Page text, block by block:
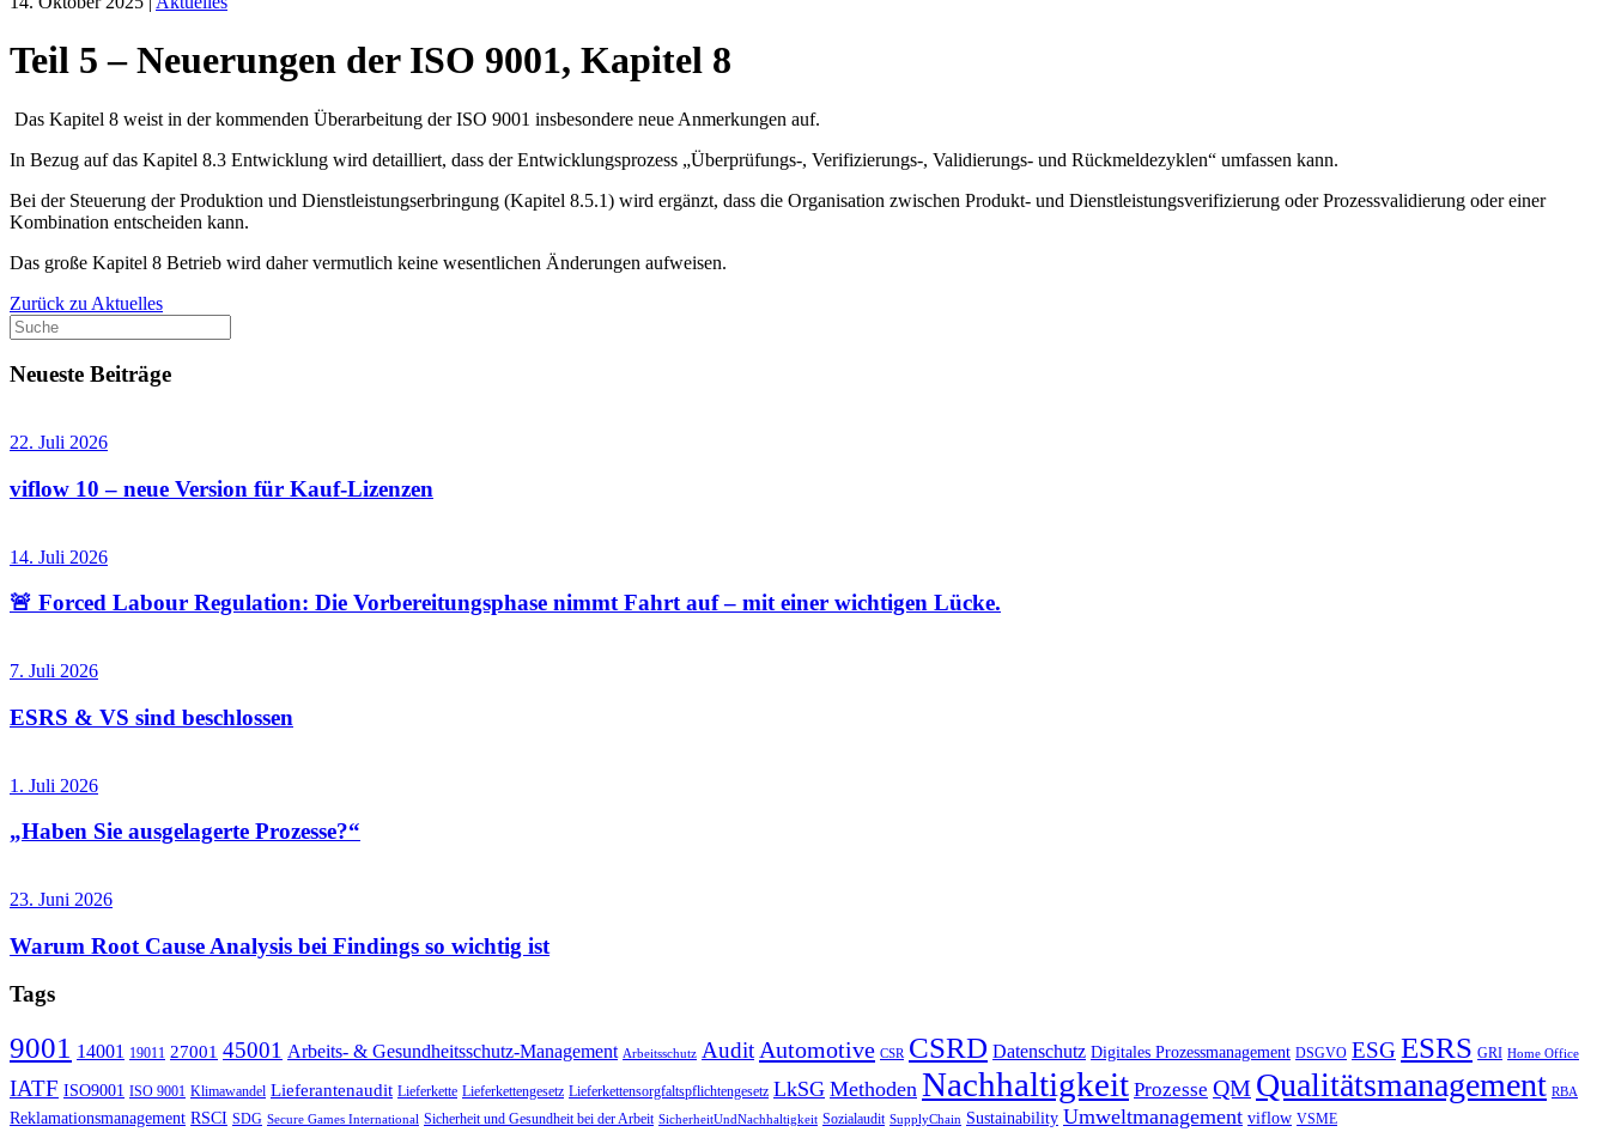
Teil 5 – Neuerungen der ISO 9001, Kapitel 8
Das Kapitel 8 weist in der kommenden Überarbeitung der ISO 9001 insbesondere neue Anmerkungen auf.
In Bezug auf das Kapitel 8.3 Entwicklung wird detailliert, dass der Entwicklungsprozess „Überprüfungs-, Verifizierungs-, Validierungs- und Rückmeldezyklen“ umfassen kann.
Bei der Steuerung der Produktion und Dienstleistungserbringung (Kapitel 8.5.1) wird ergänzt, dass die Organisation zwischen Produkt- und Dienstleistungsverifizierung oder Prozessvalidierung oder einer
Kombination entscheiden kann.
Das große Kapitel 8 Betrieb wird daher vermutlich keine wesentlichen Änderungen aufweisen.
Zurück zu Aktuelles
Neueste Beiträge
22. Juli 2026
viflow 10 – neue Version für Kauf-Lizenzen
14. Juli 2026
🚨 Forced Labour Regulation: Die Vorbereitungsphase nimmt Fahrt auf – mit einer wichtigen Lücke.
7. Juli 2026
ESRS & VS sind beschlossen
1. Juli 2026
„Haben Sie ausgelagerte Prozesse?“
23. Juni 2026
Warum Root Cause Analysis bei Findings so wichtig ist
Tags
9001 14001 19011 27001 45001 Arbeits- & Gesundheitsschutz-Management Arbeitsschutz Audit Automotive CSR CSRD Datenschutz Digitales Prozessmanagement DSGVO ESG ESRS GRI Home Office
IATF ISO9001 ISO 9001 Klimawandel Lieferantenaudit Lieferkette Lieferkettengesetz Lieferkettensorgfaltspflichtengesetz LkSG Methoden Nachhaltigkeit Prozesse QM Qualitätsmanagement RBA
Reklamationsmanagement RSCI SDG Secure Games International Sicherheit und Gesundheit bei der Arbeit SicherheitUndNachhaltigkeit Sozialaudit SupplyChain Sustainability Umweltmanagement viflow VSME